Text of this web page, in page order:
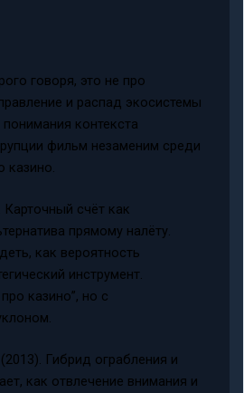
говоря, это не про
и распад экосистемы
контекста
фильм незаменим среди
казино.
счёт как
прямому налёту.
как вероятность
инструмент.
казино”, но с
Гибрид ограбления и
как отвлечение внимания и